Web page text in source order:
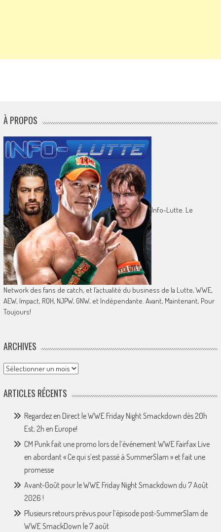
À PROPOS
Info-Lutte. Le
Network des fans de catch, et l’actualité du business de la Lutte, WWE,
AEW, Impact, ROH, NJPW, GNW, et Indépendante. Avant, Maintenant, Pour
Toujours!
ARCHIVES
Archives
ARTICLES RÉCENTS
Regardez en Direct le WWE Friday Night Smackdown dès 20h
Est, 2h en Europe!
CM Punk fait une promo lors de l’événement WWE Fairfax Live
en abordant « Ce qui s’est passé à SummerSlam » et fait une
promesse
Avant-Goût pour le WWE Friday Night Smackdown du 7 Août
2026 !
Plusieurs retours prévus pour l’épisode post-SummerSlam de
WWE SmackDown le 7 août